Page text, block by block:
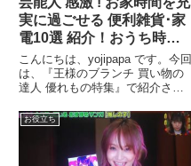
実に過ごせる 便利雑貨･家
電10選 紹介！おうち時間
を楽しむ ! 人気 便利雑貨･
家電 10選 !【王様のﾌﾞﾗﾝ
ﾁ】
こんにちは、yojipapa です。今回
は、『王様のブランチ 買い物の
達人 優れもの特集』で紹介され
家時間が充実する おうちご飯&宅
飲みを彩る便利雑貨・家電 １０
選」の内容をお伝えします。番組
名王様のブランチミ...
お役立ち